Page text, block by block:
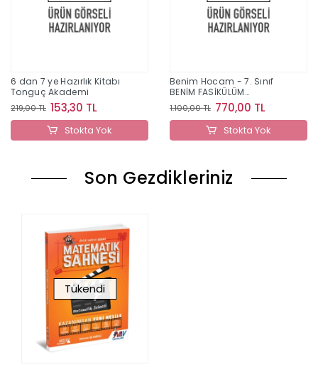
6 dan 7 ye Hazırlık Kitabı
Tonguç Akademi
219,00 TL 153,30 TL
Stokta Yok
Benim Hocam - 7. Sınıf
BENİM FASİKÜLÜM
MATEMATİK
1.100,00 TL 770,00 TL
Stokta Yok
Son Gezdikleriniz
Tükendi